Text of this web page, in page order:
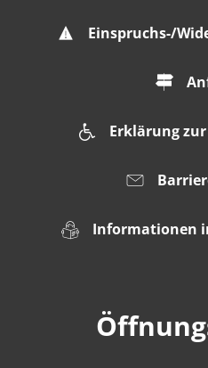
Einspruchs-/
Erklärung
Informationen